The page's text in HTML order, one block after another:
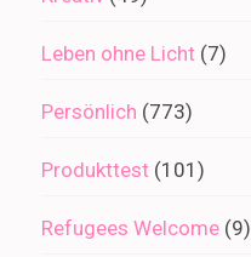
Leben ohne Licht (7)
Persönlich (773)
Produkttest (101)
Refugees Welcome (9)